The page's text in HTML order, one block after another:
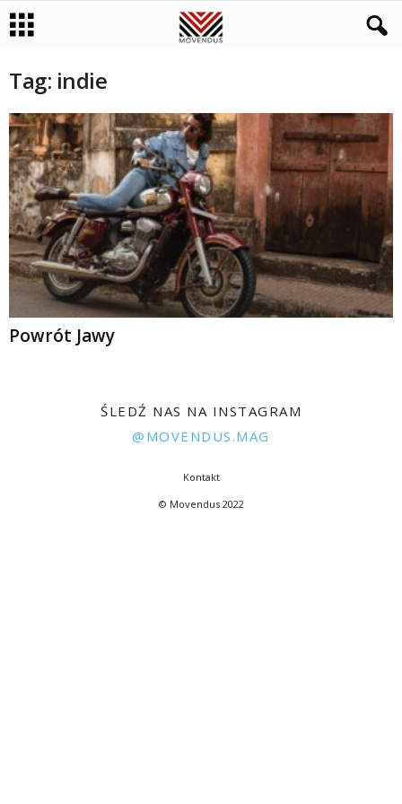
Tag: indie
Powrót Jawy
ŚLEDŹ NAS NA INSTAGRAM
@MOVENDUS.MAG
Kontakt
© Movendus 2022